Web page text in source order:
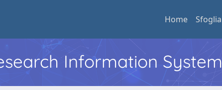
Home Sfoglia
Information System